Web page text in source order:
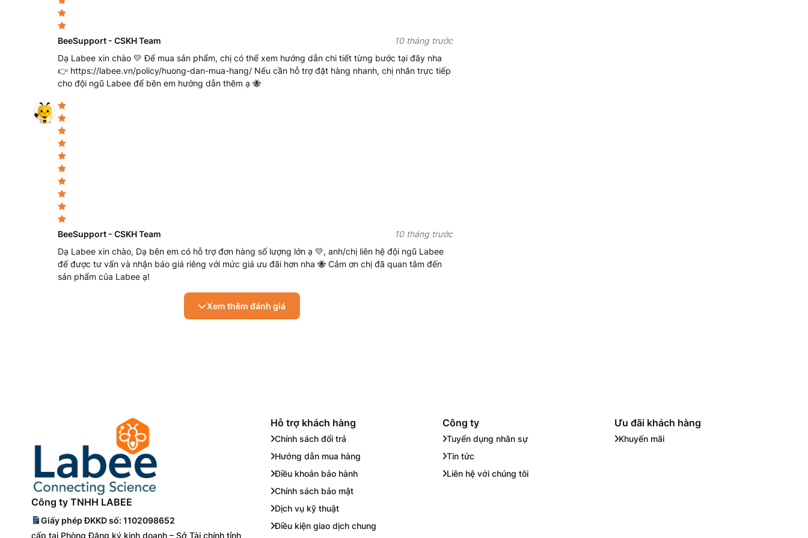
Q: Quy cách đóng gói tiêu chuẩn của mã sản phẩm này là bao nhiêu cái một hộp?
thường được đóng gói riêng lẻ hoặc theo kiện nhỏ có chèn lót chống sốc cẩn thận tùy thuộc vào lô
hàng nhập khẩu. Khi đặt hàng tại Labee, chúng tôi hỗ trợ tách lẻ bán từ 1 cái hoặc cung cấp theo
số lượng lớn kèm theo quy trình đóng gói chống vỡ nghiêm ngặt để phân phối tới tay khách hàng.
Q: Labee có hỗ trợ cung cấp báo giá thương mại cho dự án hoặc số lượng lớn không?
A: Labee luôn sẵn sàng tiếp nhận thông tin và xử lý các yêu cầu báo giá thương mại, báo giá dự
án cho toàn bộ danh mục dụng cụ phòng thí nghiệm. Quý khách hàng vui lòng liên hệ trực tiếp qua
hotline hoặc email của Labee để nhận được chính sách giá ưu đãi và tiến độ giao hàng tối ưu
7. Disclaimer
Thông số kỹ thuật và mô tả sản phẩm trên đây được tổng hợp từ tài liệu chính thức của nhà sản
xuất Supertek. Để được tư vấn lựa chọn quy cách, kiểu cổ và phụ kiện phù hợp với ứng dụng cụ
thể của phòng lab, vui lòng liên hệ đội ngũ kỹ thuật của Labee để được hỗ trợ chi tiết.
BeeSupport - CSKH Team
10 tháng trước
Dạ Labee xin chào 💛 Để mua sản phẩm, chị có thể xem hướng dẫn chi tiết từng bước tại đây nha
👉 https://labee.vn/policy/huong-dan-mua-hang/ Nếu cần hỗ trợ đặt hàng nhanh, chị nhắn trực tiếp
cho đội ngũ Labee để bên em hướng dẫn thêm ạ 🐝
BeeSupport - CSKH Team
10 tháng trước
Dạ Labee xin chào, Dạ bên em có hỗ trợ đơn hàng số lượng lớn ạ 💛, anh/chị liên hệ đội ngũ Labee
để được tư vấn và nhận báo giá riêng với mức giá ưu đãi hơn nha 🐝 Cảm ơn chị đã quan tâm đến
sản phẩm của Labee ạ!
Xem thêm đánh giá
Công ty TNHH LABEE
Giấy phép ĐKKD số: 1102098652
cấp tại Phòng Đăng ký kinh doanh – Sở Tài chính tỉnh
Hỗ trợ khách hàng
Chính sách đổi trả
Hướng dẫn mua hàng
Điều khoản bảo hành
Chính sách bảo mật
Dịch vụ kỹ thuật
Điều kiện giao dịch chung
Công ty
Tuyển dụng nhân sự
Tin tức
Liên hệ với chúng tôi
Ưu đãi khách hàng
Khuyến mãi